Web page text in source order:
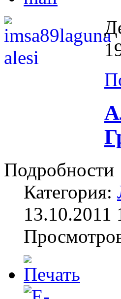
Подробности
Категория:
13.10.2011